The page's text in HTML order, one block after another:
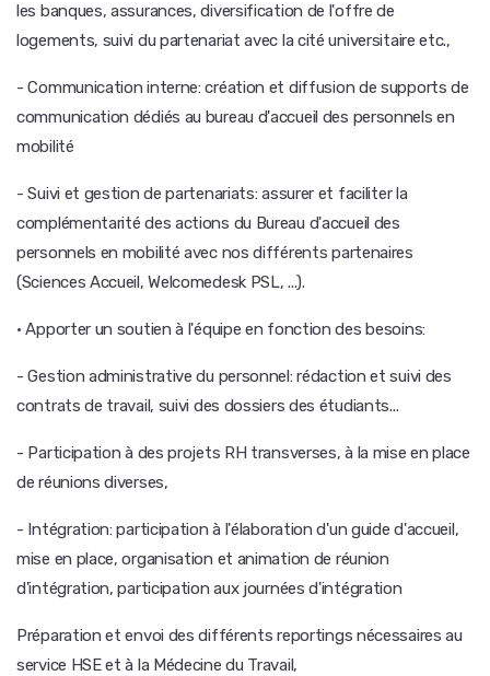
les banques, assurances, diversification de l'offre de
logements, suivi du partenariat avec la cité universitaire etc.,
- Communication interne: création et diffusion de supports de
communication dédiés au bureau d'accueil des personnels en
mobilité
- Suivi et gestion de partenariats: assurer et faciliter la
complémentarité des actions du Bureau d'accueil des
personnels en mobilité avec nos différents partenaires
(Sciences Accueil, Welcomedesk PSL, ...).
· Apporter un soutien à l'équipe en fonction des besoins:
- Gestion administrative du personnel: rédaction et suivi des
contrats de travail, suivi des dossiers des étudiants...
- Participation à des projets RH transverses, à la mise en place
de réunions diverses,
- Intégration: participation à l'élaboration d'un guide d'accueil,
mise en place, organisation et animation de réunion
d'intégration, participation aux journées d'intégration
Préparation et envoi des différents reportings nécessaires au
service HSE et à la Médecine du Travail,